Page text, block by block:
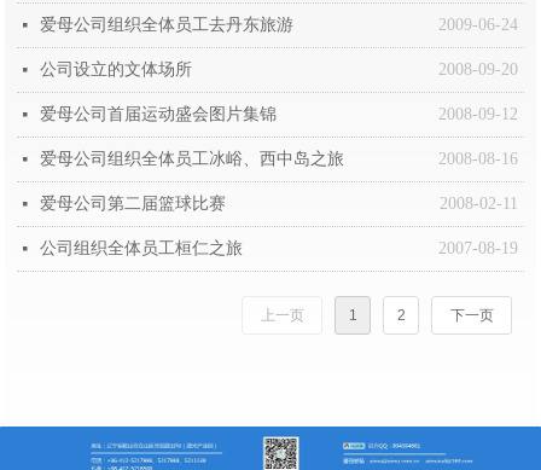
2009-06-24
넷 爱母公司组织全体员工去丹东旅游
2008-09-20
넷 公司设立的文体场所
2008-09-12
넷 爱母公司首届运动盛会图片集锦
2008-08-16
넷 爱母公司组织全体员工冰峪、西中岛之旅
2008-02-11
넷 爱母公司第二届篮球比赛
2007-08-19
넷 公司组织全体员工桓仁之旅
上一页 1 2 下一页